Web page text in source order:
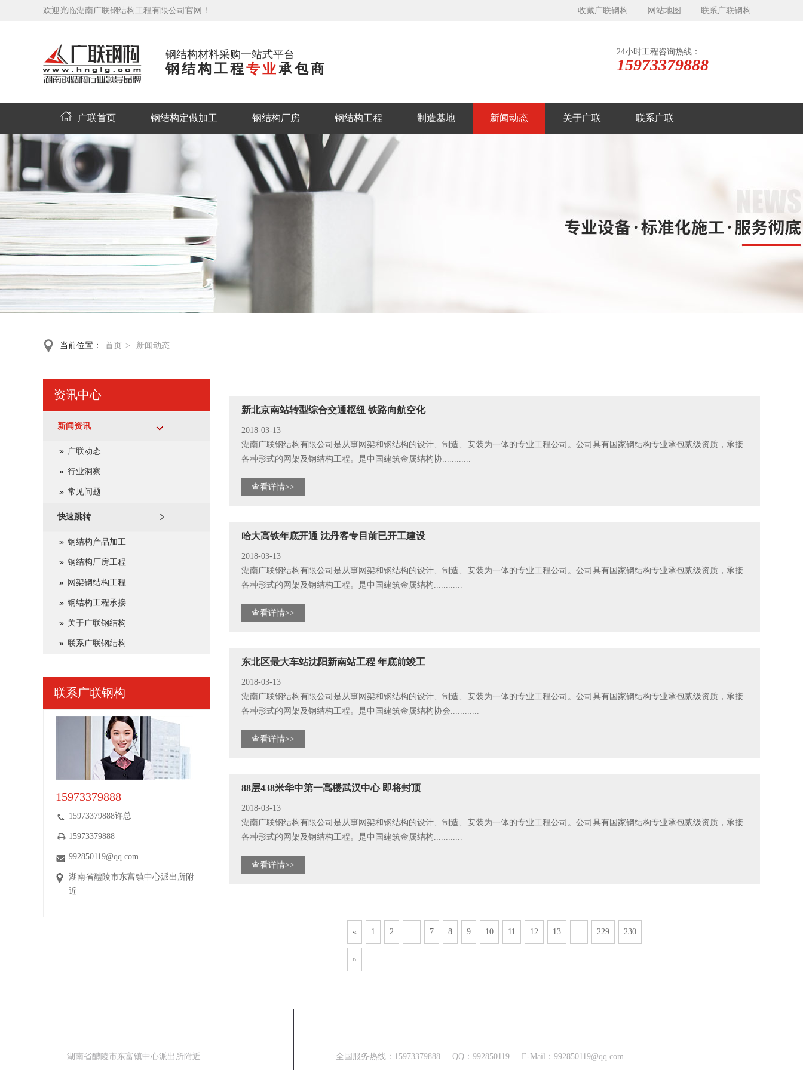
收藏广联钢构 网站地图 联系广联钢构
欢迎光临湖南广联钢结构工程有限公司官网！
24小时工程咨询热线：
15973379888
钢结构材料采购一站式平台
钢结构工程专业承包商
广联首页 钢结构定做加工 钢结构厂房 钢结构工程 制造基地 新闻动态 关于广联 联系广联
当前位置： 首页 > 新闻动态
新北京南站转型综合交通枢纽 铁路向航空化
2018-03-13
湖南广联钢结构有限公司是从事网架和钢结构的设计、制造、安装为一体的专业工程公司。公司具有国家钢结构专业承包贰级资质，承接
各种形式的网架及钢结构工程。是中国建筑金属结构协............
查看详情>>
哈大高铁年底开通 沈丹客专目前已开工建设
2018-03-13
湖南广联钢结构有限公司是从事网架和钢结构的设计、制造、安装为一体的专业工程公司。公司具有国家钢结构专业承包贰级资质，承接
各种形式的网架及钢结构工程。是中国建筑金属结构............
查看详情>>
东北区最大车站沈阳新南站工程 年底前竣工
2018-03-13
湖南广联钢结构有限公司是从事网架和钢结构的设计、制造、安装为一体的专业工程公司。公司具有国家钢结构专业承包贰级资质，承接
各种形式的网架及钢结构工程。是中国建筑金属结构协会............
查看详情>>
88层438米华中第一高楼武汉中心 即将封顶
2018-03-13
湖南广联钢结构有限公司是从事网架和钢结构的设计、制造、安装为一体的专业工程公司。公司具有国家钢结构专业承包贰级资质，承接
各种形式的网架及钢结构工程。是中国建筑金属结构............
查看详情>>
« 1 2 ... 7 8 9 10 11 12 13 ... 229 230
»
资讯中心
新闻资讯
广联动态
行业洞察
常见问题
快速跳转
钢结构产品加工
钢结构厂房工程
网架钢结构工程
钢结构工程承接
关于广联钢结构
联系广联钢结构
联系广联钢构
15973379888
15973379888许总
15973379888
992850119@qq.com
湖南省醴陵市东富镇中心派出所附
近
湖南省醴陵市东富镇中心派出所附近 全国服务热线： 15973379888 QQ： 992850119 E-Mail： 992850119@qq.com